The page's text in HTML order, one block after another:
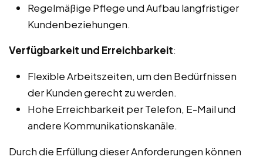
Regelmäßige Pflege und Aufbau langfristiger
Kundenbeziehungen.
Verfügbarkeit und Erreichbarkeit:
Flexible Arbeitszeiten, um den Bedürfnissen
der Kunden gerecht zu werden.
Hohe Erreichbarkeit per Telefon, E-Mail und
andere Kommunikationskanäle.
Durch die Erfüllung dieser Anforderungen können